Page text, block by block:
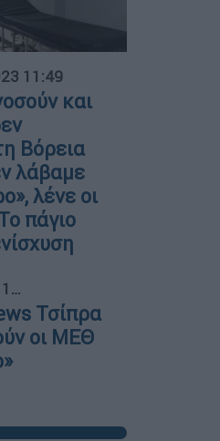
11:49
και
Βόρεια
λάβαμε
λένε οι
πάγιο
Τσίπρα
οι ΜΕΘ